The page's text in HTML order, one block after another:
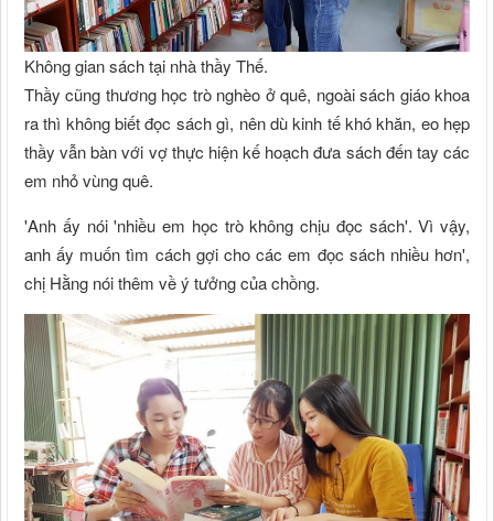
Không gian sách tại nhà thầy Thế.
Thầy cũng thương học trò nghèo ở quê, ngoài sách giáo khoa
ra thì không biết đọc sách gì, nên dù kinh tế khó khăn, eo hẹp
thầy vẫn bàn với vợ thực hiện kế hoạch đưa sách đến tay các
em nhỏ vùng quê.
'Anh ấy nói 'nhiều em học trò không chịu đọc sách'. Vì vậy,
anh ấy muốn tìm cách gợi cho các em đọc sách nhiều hơn',
chị Hằng nói thêm về ý tưởng của chồng.